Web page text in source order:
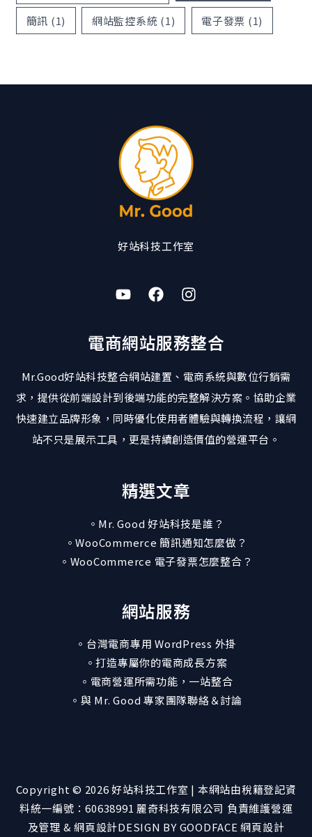
簡訊 (1) 網站監控系統 (1) 電子發票 (1)
好站科技工作室
電商網站服務整合
Mr.Good好站科技整合網站建置、電商系統與數位行銷需
求，提供從前端設計到後端功能的完整解決方案。協助企業
快速建立品牌形象，同時優化使用者體驗與轉換流程，讓網
站不只是展示工具，更是持續創造價值的營運平台。
精選文章
。Mr. Good 好站科技是誰？
。WooCommerce 簡訊通知怎麼做？
。WooCommerce 電子發票怎麼整合？
網站服務
。台灣電商專用 WordPress 外掛
。打造專屬你的電商成長方案
。電商營運所需功能，一站整合
。與 Mr. Good 專家團隊聯絡＆討論
Copyright © 2026 好站科技工作室 | 本網站由稅籍登記資
料統一編號：60638991 麗奇科技有限公司 負責維護營運
及管理 & 網頁設計DESIGN BY GOODFACE 網頁設計